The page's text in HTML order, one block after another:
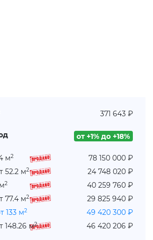
371 643 ₽
от +1% до +18%
м2
78 150 000 ₽
52.2 м2
24 748 020 ₽
2
40 259 760 ₽
77.4 м2
29 825 940 ₽
133 м2
49 420 300 ₽
148.26 м2 46 420 206 ₽